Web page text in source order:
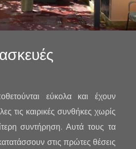
εύκολα και έχουν
τις καιρικές συνθήκες χωρίς
συντήρηση. Αυτά τους τα
στις πρώτες θέσεις